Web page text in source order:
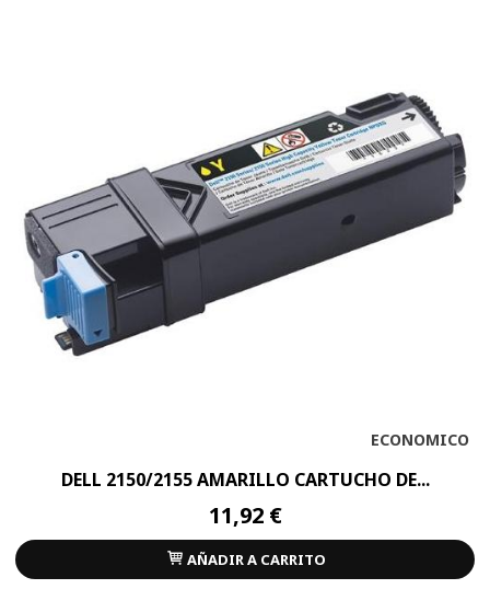
ECONOMICO
DELL 2150/2155 AMARILLO CARTUCHO DE...
11,92 €
AÑADIR A CARRITO